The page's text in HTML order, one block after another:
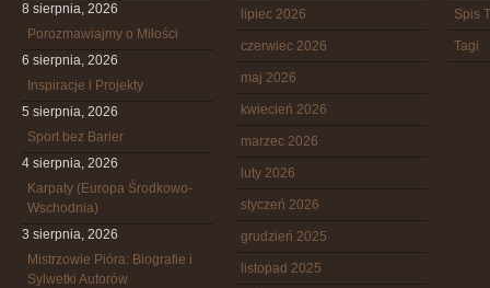
8 sierpnia, 2026
Porozmawiajmy o Miłości
6 sierpnia, 2026
Inspiracje i Projekty
5 sierpnia, 2026
Sport bez Barier
4 sierpnia, 2026
Karpaty (Europa Środkowo-
Wschodnia)
3 sierpnia, 2026
Mistrzowie Pióra: Biografie i
Sylwetki Autorów
lipiec 2026
czerwiec 2026
maj 2026
kwiecień 2026
marzec 2026
luty 2026
styczeń 2026
grudzień 2025
listopad 2025
Spis
Tagi